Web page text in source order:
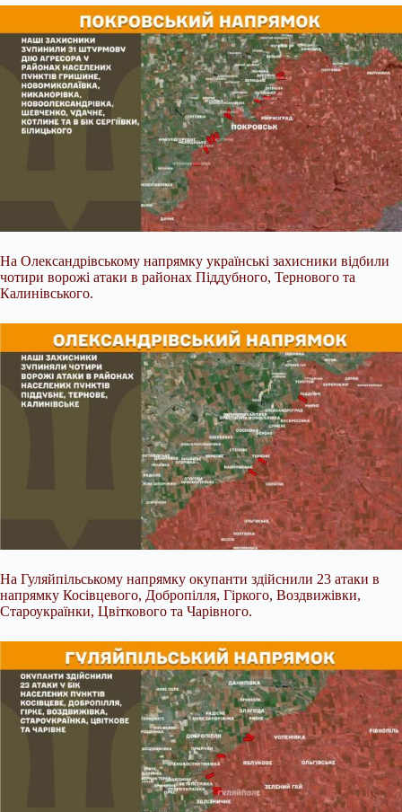
На Олександрівському напрямку українські захисники відбили
чотири ворожі атаки в районах Піддубного, Тернового та
Калинівського.
На Гуляйпільському напрямку окупанти здійснили 23 атаки в
напрямку Косівцевого, Добропілля, Гіркого, Воздвижівки,
Староукраїнки, Цвіткового та Чарівного.